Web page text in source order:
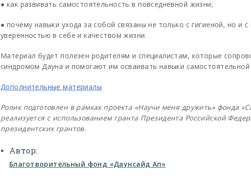
● как развивать самостоятельность в повседневной жизни;
● почему навыки ухода за собой связаны не только с гигиеной, но и
уверенностью в себе и качеством жизни.
Материал будет полезен родителям и специалистам, которые
синдромом Дауна и помогают им осваивать навыки самостоятельной
Дополнительные материалы
Ролик подготовлен в рамках проекта «Научи меня дружить» фонда
реализуется с использованием гранта Президента Российской
президентских грантов.
Автор:
Благотворительный фонд «Даунсайд Ап»